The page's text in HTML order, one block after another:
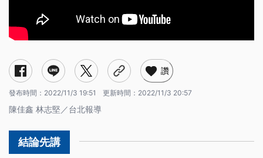
讚
發布時間： 2022/11/3 19:51 更新時間： 2022/11/3 20:57
陳佳鑫 林志堅／台北報導